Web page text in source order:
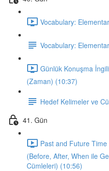
Vocabulary:
Vocabulary:
Günlük Konuşma
(Zaman) (10:37)
Hedef Kelimeler ve
41. Gün
Past and Future
(Before, After, When ile
Cümleleri) (10:56)